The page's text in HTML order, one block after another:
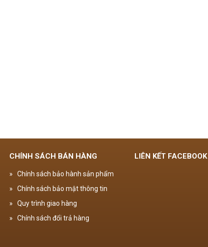
CHÍNH SÁCH BÁN HÀNG
»
Chính sách bảo hành sản phẩm
»
Chính sách bảo mật thông tin
»
Quy trình giao hàng
»
Chính sách đổi trả hàng
LIÊN KẾT FACEBOOK